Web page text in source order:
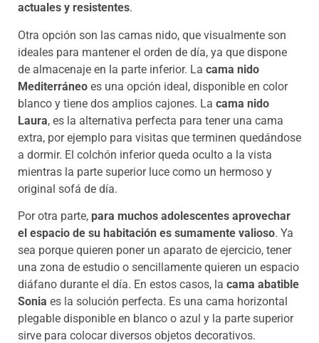
actuales y resistentes.
Otra opción son las camas nido, que visualmente son
ideales para mantener el orden de día, ya que dispone
de almacenaje en la parte inferior. La cama nido
Mediterráneo es una opción ideal, disponible en color
blanco y tiene dos amplios cajones. La cama nido
Laura, es la alternativa perfecta para tener una cama
extra, por ejemplo para visitas que terminen quedándose
a dormir. El colchón inferior queda oculto a la vista
mientras la parte superior luce como un hermoso y
original sofá de día.
Por otra parte, para muchos adolescentes aprovechar
el espacio de su habitación es sumamente valioso. Ya
sea porque quieren poner un aparato de ejercicio, tener
una zona de estudio o sencillamente quieren un espacio
diáfano durante el día. En estos casos, la cama abatible
Sonia es la solución perfecta. Es una cama horizontal
plegable disponible en blanco o azul y la parte superior
sirve para colocar diversos objetos decorativos.